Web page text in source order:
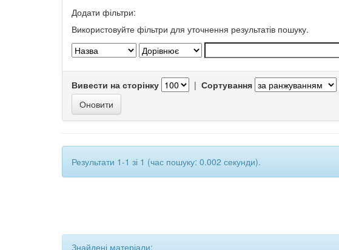
Додати фільтри:
Використовуйте фільтри для уточнення результатів пошуку.
Вивести на сторінку | Сортування
Результати 1-1 зі 1 (час пошуку: 0.002 секунди).
Знайдені матеріали: